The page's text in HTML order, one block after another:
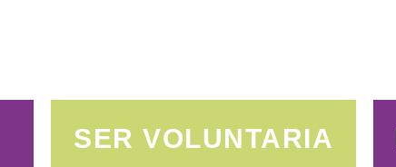
SER VOLUNTARIA